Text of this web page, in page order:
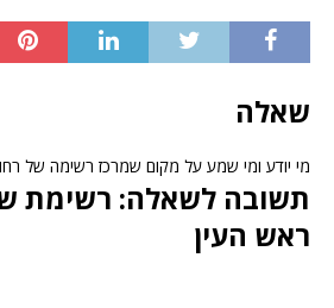
שאלה
מי יודע ומי שמע על מקום שמרכז רשימה של
תשובה לשאלה: רשימת
ראש העין